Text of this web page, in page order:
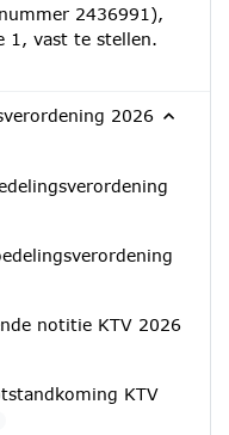
2436991),
1, vast te stellen.
2026
notitie KTV 2026
KTV